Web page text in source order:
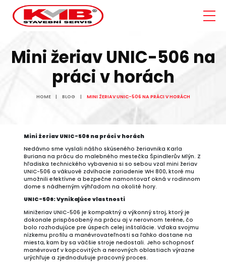
Mini žeriav UNIC-506 na
práci v horách
HOME BLOG MINI ŽERIAV UNIC-506 NA PRÁCI V HORÁCH
Mini žeriav UNIC-506 na práci v horách
Nedávno sme vyslali nášho skúseného žeriavnika Karla
Buriana na prácu do malebného mestečka Špindlerův Mlýn. Z
hľadiska technického vybavenia si so sebou vzal mini žeriav
UNIC-506 a vákuové zdvíhacie zariadenie WH 800, ktoré mu
umožnili efektívne a bezpečne namontovať okná v rodinnom
dome s nádherným výhľadom na okolité hory.
UNIC-506: Vynikajúce vlastnosti
Minižeriav UNIC-506 je kompaktný a výkonný stroj, ktorý je
dokonale prispôsobený na prácu aj v nerovnom teréne, čo
bolo rozhodujúce pre úspech celej inštalácie. Vďaka svojmu
nízkemu profilu a manévrovateľnosti sa ľahko dostane na
miesta, kam by sa väčšie stroje nedostali. Jeho schopnosť
manévrovať v kopcovitých a nerovných oblastiach výrazne
urýchľuje a zjednodušuje pracovný proces.